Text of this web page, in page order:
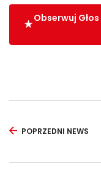
Obserwuj
POPRZEDNI NEWS